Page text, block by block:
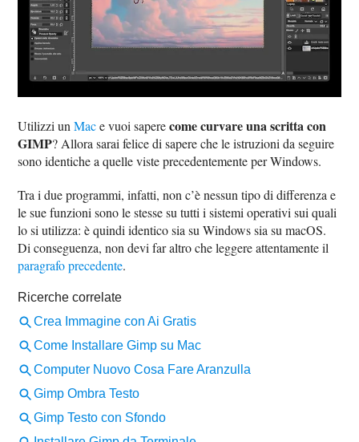
Utilizzi unMace vuoi saperecome curvare una scritta con
GIMP? Allora sarai felice di sapere che le istruzioni da seguire
sono identiche a quelle viste precedentemente per Windows.
Tra i due programmi, infatti, non c’è nessun tipo di differenza e
le sue funzioni sono le stesse su tutti i sistemi operativi sui quali
lo si utilizza: è quindi identico sia su Windows sia su macOS.
Di conseguenza, non devi far altro che leggere attentamente il
paragrafo precedente.